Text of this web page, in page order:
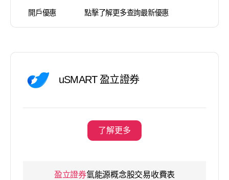
開戶優惠 點擊了解更多查詢最新優惠
uSMART 盈立證券
了解更多
盈立證券氫能源概念股交易收費表